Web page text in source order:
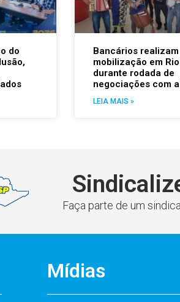
do
Bancários realizam
mobilização em
durante rodada de
negociações com
LEIA MAIS »
Faça parte de um
Mídias